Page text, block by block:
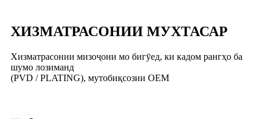
ХИЗМАТРАСОНИИ МУХТАСАР
Хизматрасонии мизоҷони мо бигӯед, ки кадом рангҳо ба
шумо лозиманд
(PVD / PLATING), мутобиқсозии OEM